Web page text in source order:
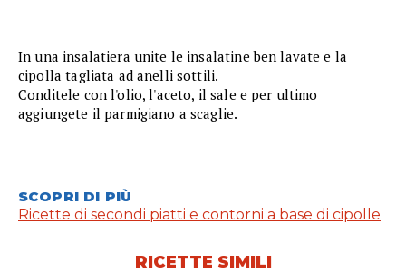
In una insalatiera unite le insalatine ben lavate e la
cipolla tagliata ad anelli sottili.
Conditele con l'olio, l'aceto, il sale e per ultimo
aggiungete il parmigiano a scaglie.
SCOPRI DI PIÙ
Ricette di secondi piatti e contorni a base di cipolle
RICETTE SIMILI